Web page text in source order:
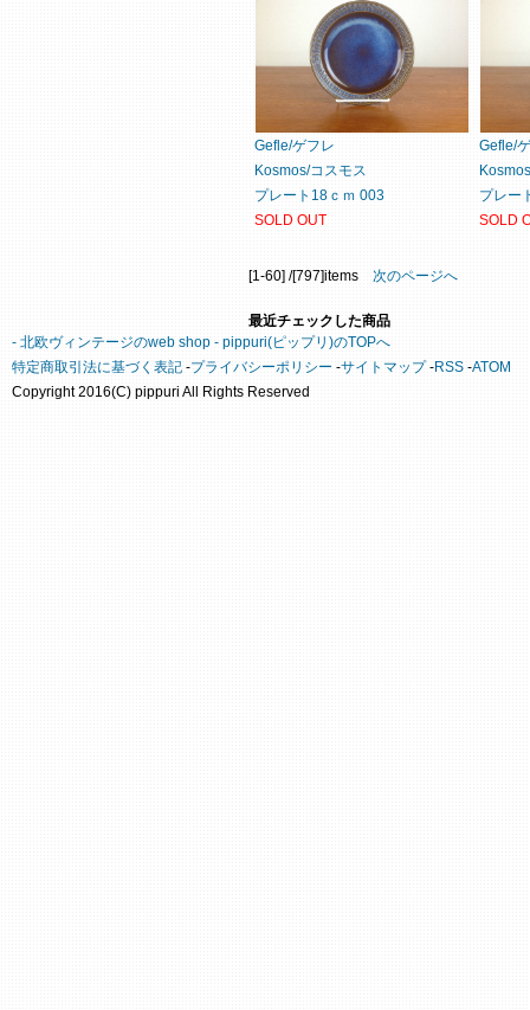
Gefle/ゲフレ
Kosmos/コスモス
プレート18ｃｍ 003
SOLD OUT
Gefle/
プレー
SOLD
[1-60] /[797]items 次のページへ
最近チェックした商品
- 北欧ヴィンテージのweb shop - pippuri(ピップリ)のTOPへ
特定商取引法に基づく表記 -プライバシーポリシー -サイトマップ-RSS -ATOM
Copyright 2016(C) pippuri All Rights Reserved